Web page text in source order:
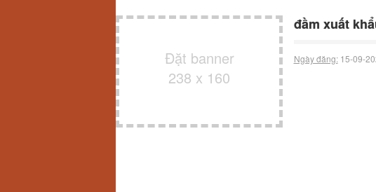
Đặt banner
238 x 160
đầm xuất
Ngày đăng:15-09-